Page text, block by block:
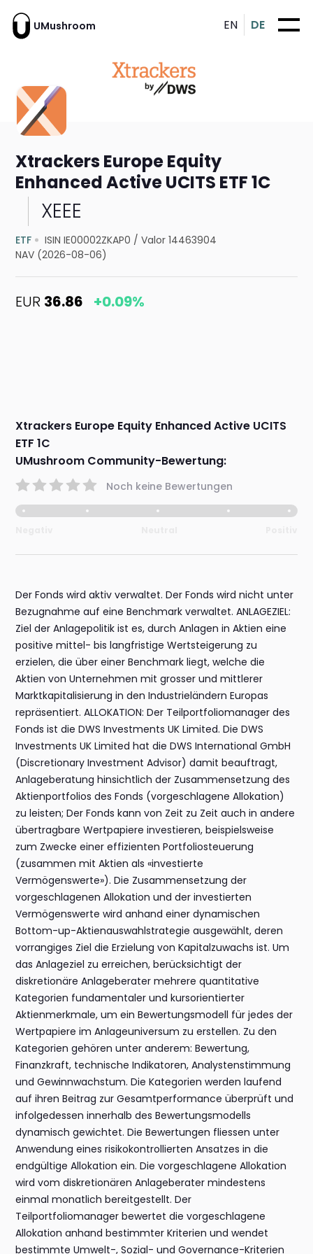
UMushroom EN DE
Xtrackers Europe Equity
Enhanced Active UCITS ETF 1C
XEEE
ETF ISIN IE00002ZKAP0 /Valor 14463904
NAV (2026-08-06)
EUR 36.86 +0.09%
Xtrackers Europe Equity Enhanced Active UCITS
ETF 1C
UMushroom Community-Bewertung:
Noch keine Bewertungen
Der Fonds wird aktiv verwaltet. Der Fonds wird nicht unter
Bezugnahme auf eine Benchmark verwaltet. ANLAGEZIEL:
Ziel der Anlagepolitik ist es, durch Anlagen in Aktien eine
positive mittel- bis langfristige Wertsteigerung zu
erzielen, die über einer Benchmark liegt, welche die
Aktien von Unternehmen mit grosser und mittlerer
Marktkapitalisierung in den Industrieländern Europas
repräsentiert. ALLOKATION: Der Teilportfoliomanager des
Fonds ist die DWS Investments UK Limited. Die DWS
Investments UK Limited hat die DWS International GmbH
(Discretionary Investment Advisor) damit beauftragt,
Anlageberatung hinsichtlich der Zusammensetzung des
Aktienportfolios des Fonds (vorgeschlagene Allokation)
zu leisten; Der Fonds kann von Zeit zu Zeit auch in andere
übertragbare Wertpapiere investieren, beispielsweise
zum Zwecke einer effizienten Portfoliosteuerung
(zusammen mit Aktien als «investierte
Vermögenswerte»). Die Zusammensetzung der
vorgeschlagenen Allokation und der investierten
Vermögenswerte wird anhand einer dynamischen
Bottom-up-Aktienauswahlstrategie ausgewählt, deren
vorrangiges Ziel die Erzielung von Kapitalzuwachs ist. Um
das Anlageziel zu erreichen, berücksichtigt der
diskretionäre Anlageberater mehrere quantitative
Kategorien fundamentaler und kursorientierter
Aktienmerkmale, um ein Bewertungsmodell für jedes der
Wertpapiere im Anlageuniversum zu erstellen. Zu den
Kategorien gehören unter anderem: Bewertung,
Finanzkraft, technische Indikatoren, Analystenstimmung
und Gewinnwachstum. Die Kategorien werden laufend
auf ihren Beitrag zur Gesamtperformance überprüft und
infolgedessen innerhalb des Bewertungsmodells
dynamisch gewichtet. Die Bewertungen fliessen unter
Anwendung eines risikokontrollierten Ansatzes in die
endgültige Allokation ein. Die vorgeschlagene Allokation
wird vom diskretionären Anlageberater mindestens
einmal monatlich bereitgestellt. Der
Teilportfoliomanager bewertet die vorgeschlagene
Allokation anhand bestimmter Kriterien und wendet
bestimmte Umwelt-, Sozial- und Governance-Kriterien